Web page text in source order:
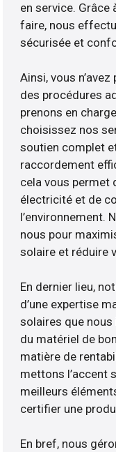
en service.
faire, nous
sécurisée et
Ainsi, vous
des procédures
prenons en
choisissez nos
soutien complet
raccordement
cela vous permet
électricité et de
l’environnement.
nous pour
solaire et réduire
En dernier lieu,
d’une expertise
solaires que
du matériel de
matière de
mettons l’accent
meilleurs
certifier une
En bref, nous